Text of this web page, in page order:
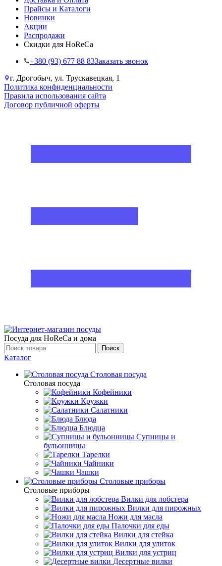
Прайсы и Каталоги
Новинки
Акции
Распродажи
Скидки для HoReCa
+38‎0 (93) 677 88 83Заказать звонок
г. Дрогобыч, ул. Трускавецкая, 1
Политика конфиденциальности
Правила использования сайта
Договор публичной оферты
Посуда для HoReCa и дома
Поиск
Каталог
Столовая посуда
Столовая посуда
Кофейники
Кружки
Салатники
Блюда
Блюдца
Супницы и
бульонницы
Тарелки
Чайники
Чашки
Cтоловые приборы
Cтоловые приборы
Вилки для лобстера
Вилки для пирожных
Ножи для масла
Палочки для еды
Вилки для стейка
Вилки для улиток
Вилки для устриц
Десертные вилки